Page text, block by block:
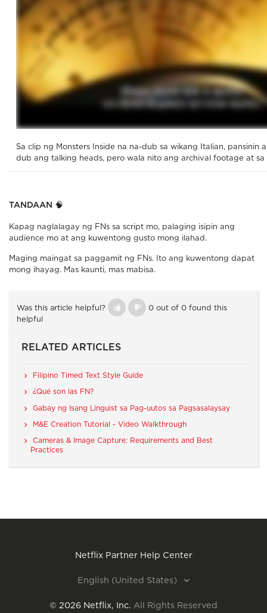
Sa clip ng Monsters Inside na na-dub sa wikang Italian, pansinin
dub ang talking heads, pero wala nito ang archival footage at sa
TANDAAN 🧠
Kapag naglalagay ng FNs sa script mo, palaging isipin ang
audience mo at ang kuwentong gusto mong ilahad.
Maging maingat sa paggamit ng FNs. Ito ang kuwentong dapat
mong ihayag. Mas kaunti, mas mabisa.
Was this article helpful?
0 out of 0 found this
helpful
RELATED ARTICLES
Filipino Timed Text Style Guide
¿Qué son las FN?
Gabay ng Isang Linguist sa Pag-uutos sa Pagsasalaysay
M&E Creation Tutorial - Video Walkthrough
Cameras & Image Capture: Requirements and Best
Practices
Netflix Partner Help Center
English (United States)
© 2026 Netflix, Inc. All Rights Reserved